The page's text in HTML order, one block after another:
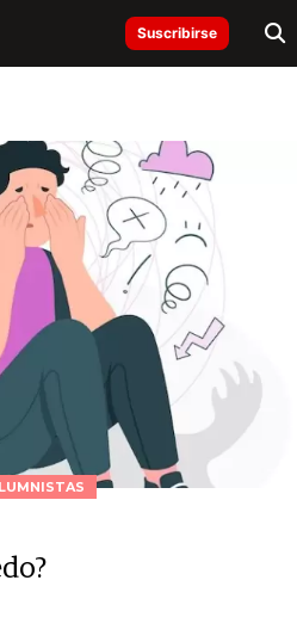
Suscribirse